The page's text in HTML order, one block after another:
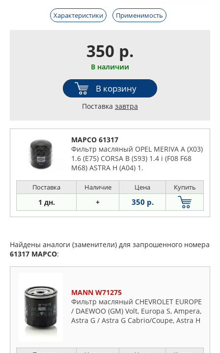
Характеристики Применимость
350 р.
В наличии
В корзину
Поставка завтра
MAPCO 61317
Фильтр масляный OPEL MERIVA A (X03)
1.6 (E75) CORSA B (S93) 1.4 i (F08 F68
M68) ASTRA H (A04) 1.
Поставка Наличие Цена Купить
1 дн. + 350 р.
Найдены аналоги (заменители) для запрошенного номера
61317 MAPCO:
MANN W71275
Фильтр масляный CHEVROLET EUROPE
/ DAEWOO (GM) Volt, Europa S, Ampera,
Astra G / Astra G Cabrio/Coupe, Astra H